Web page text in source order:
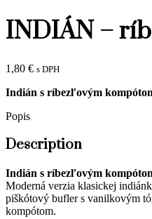
INDIÁN –
1,80 € s DPH
Indián s ríbezľovým
Popis
Description
Indián s ríbezľovým
Moderná verzia klasickej
piškótový bufler s vanilkovým
kompótom.